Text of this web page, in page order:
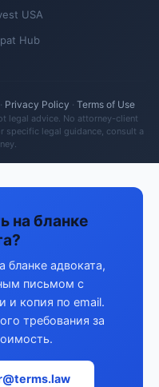
USA
Hub
Privacy Policy · Terms of Use
legal advice. No attorney-client
specific legal guidance, consult a
на бланке
бланке адвоката,
письмом с
и копия по email.
требования за